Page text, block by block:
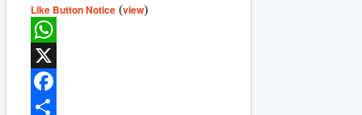
Like Button Notice (view)
WhatsApp
X
Facebook